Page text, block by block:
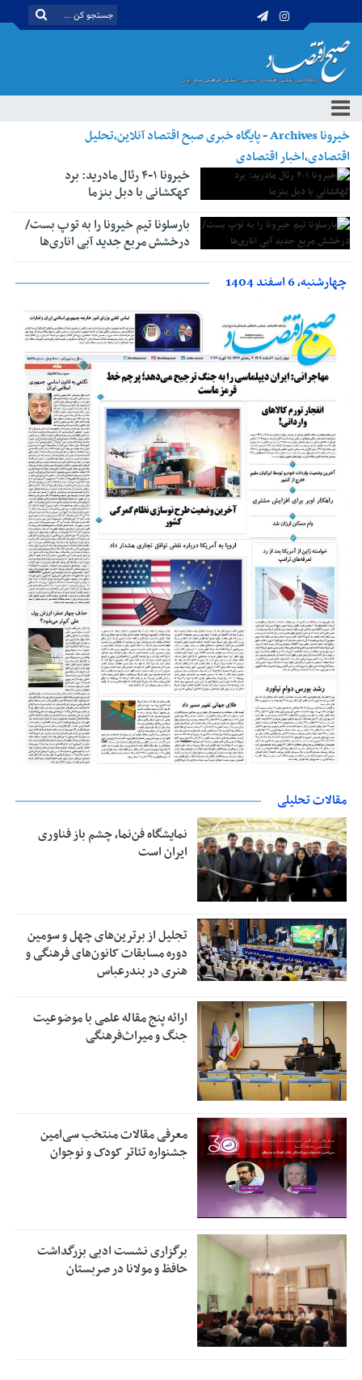
خیرونا Archives - پایگاه خبری صبح اقتصاد آنلاین،تحلیل
اقتصادی،اخبار اقتصادی
خیرونا ۱-۴ رئال مادرید: برد
کهکشانی با دبل بنزما
بارسلونا تیم خیرونا را به توپ بست/
درخشش مربع جدید آبی اناری‌ها
چهارشنبه، 6 اسفند 1404
مقالات تحلیلی
نمایشگاه فن‌نما، چشم باز فناوری
ایران است
تجلیل از بر‌ترین‌های چهل و سومین
دوره مسابقات کانون‌های فرهنگی و
هنری در بندرعباس
ارائه پنج مقاله علمی با موضوعیت
جنگ و میراث‌فرهنگی
معرفی مقالات منتخب سی‌امین
جشنواره تئاتر کودک و نوجوان
برگزاری نشست ادبی بزرگداشت
حافظ و مولانا در صربستان